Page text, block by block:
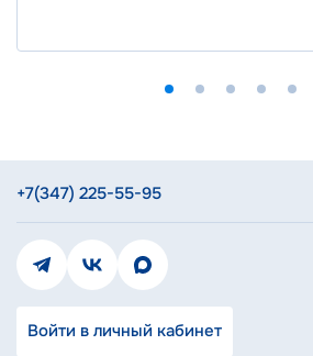
+7(347) 225-55-95
Войти в личный кабинет